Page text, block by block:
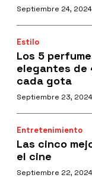
Septiembre 24, 2024
Estilo
Los 5
elegantes de
cada gota
Septiembre 23, 2024
Entretenimiento
Las cinco
el cine
Septiembre 22, 2024